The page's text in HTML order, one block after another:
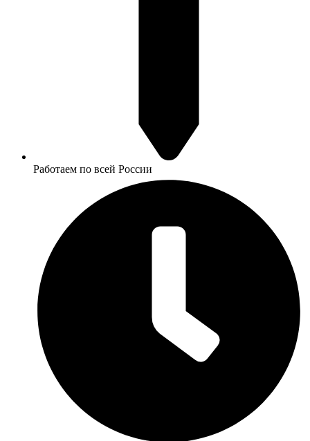
Работаем по всей России